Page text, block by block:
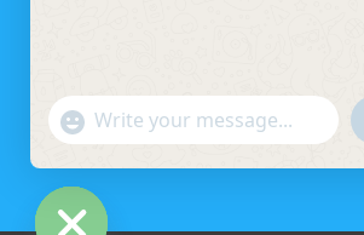
Sepetinizde ürün
MAĞAZAYA
WhatsApp